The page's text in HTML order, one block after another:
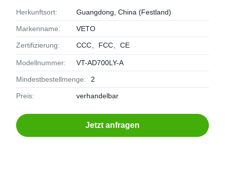
Herkunftsort: Guangdong, China (Festland)
Markenname: VETO
Zertifizierung: CCC、FCC、CE
Modellnummer: VT-AD700LY-A
Mindestbestellmenge: 2
Preis: verhandelbar
Jetzt anfragen